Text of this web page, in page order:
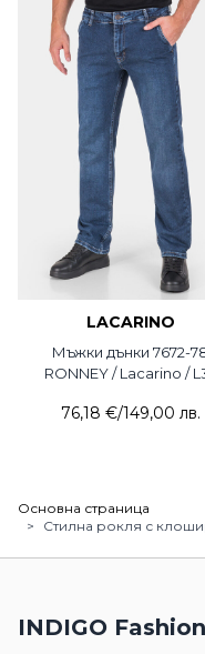
LACARINO
Мъжки дънки 7672-
RONNEY / Lacarino /
76,18 €/149,00 лв.
Основна страница
>
Стилна рокля с
INDIGO Fashion